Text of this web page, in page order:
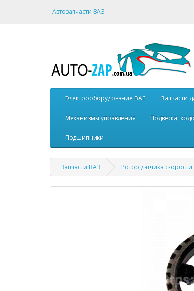
Автозапчасти ВАЗ
Электрооборудование ВАЗ Запчасти
Механизмы управления Подвеска,
Подшипники
Запчасти ВАЗ Ротор датчика